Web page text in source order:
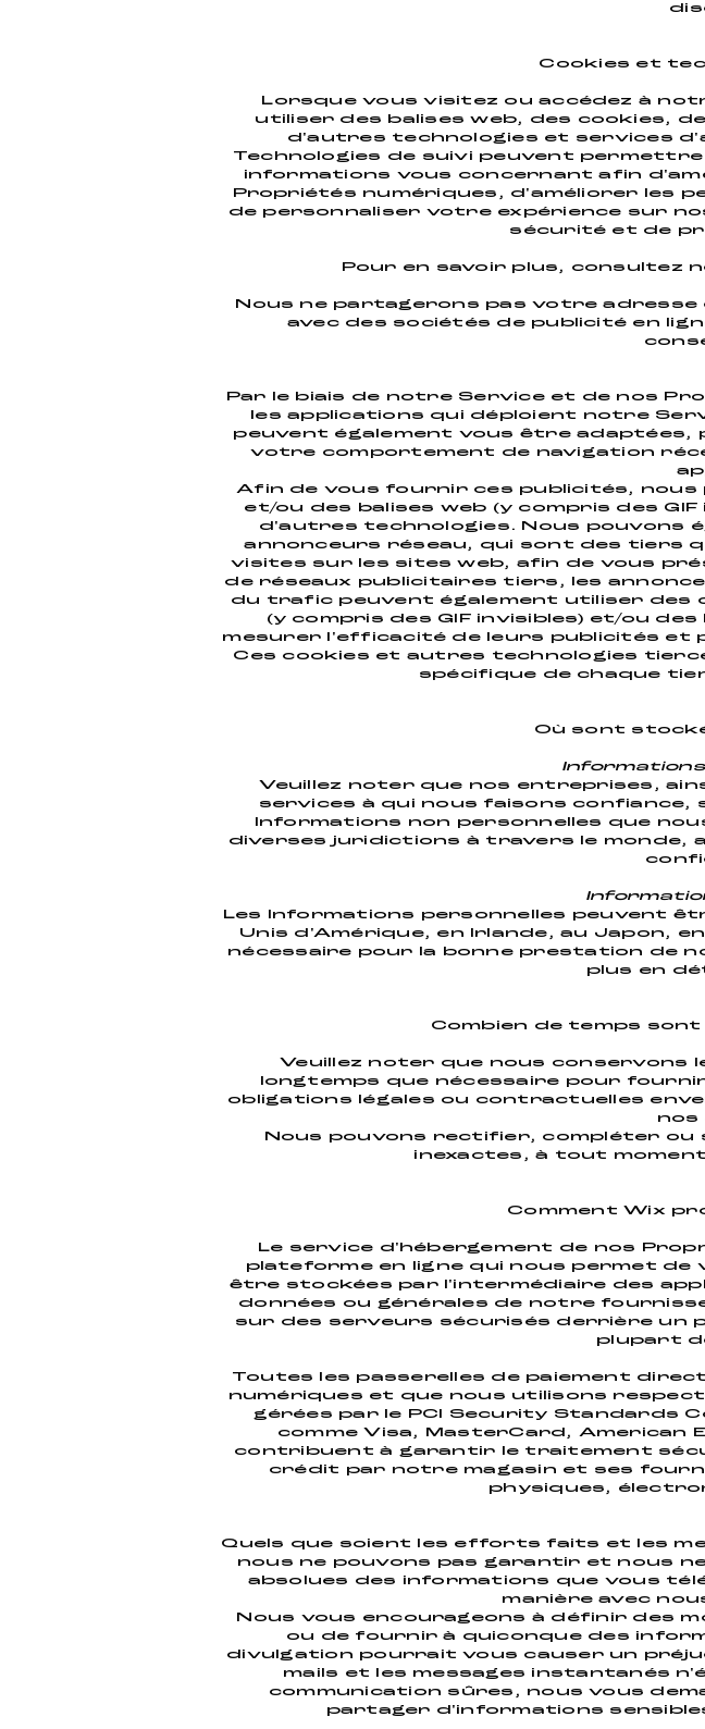
Cookies et
Lorsque vous visitez ou accédez à
utiliser des balises web, des cookies,
d'autres technologies et services
Technologies de suivi peuvent
informations vous concernant afin
Propriétés numériques, d'améliorer les
de personnaliser votre expérience sur
sécurité et de
Pour en savoir plus, consultez
Nous ne partagerons pas votre
avec des sociétés de publicité en
Par le biais de notre Service et de nos
les applications qui déploient notre
peuvent également vous être adaptées,
votre comportement de navigation
Afin de vous fournir ces publicités,
et/ou des balises web (y compris des
d'autres technologies. Nous pouvons
annonceurs réseau, qui sont des tiers
visites sur les sites web, afin de vous
de réseaux publicitaires tiers, les
du trafic peuvent également utiliser des
(y compris des GIF invisibles) et/ou
mesurer l'efficacité de leurs publicités et
Ces cookies et autres technologies
spécifique de chaque
Où sont
Veuillez noter que nos entreprises,
services à qui nous faisons confiance,
Informations non personnelles que
diverses juridictions à travers le monde,
Les Informations personnelles peuvent
Unis d'Amérique, en Irlande, au Japon,
nécessaire pour la bonne prestation de
plus en
Combien de temps
Veuillez noter que nous conservons
longtemps que nécessaire pour
obligations légales ou contractuelles
nos
Nous pouvons rectifier, compléter ou
inexactes, à tout
Comment Wix
Le service d'hébergement de nos
plateforme en ligne qui nous permet de
être stockées par l'intermédiaire des
données ou générales de notre
sur des serveurs sécurisés derrière un
plupart
Toutes les passerelles de paiement
numériques et que nous utilisons
gérées par le PCI Security Standards
comme Visa, MasterCard, American
contribuent à garantir le traitement
crédit par notre magasin et ses
physiques,
Quels que soient les efforts faits et les
nous ne pouvons pas garantir et nous
absolues des informations que vous
manière avec
Nous vous encourageons à définir des
ou de fournir à quiconque des
divulgation pourrait vous causer un
mails et les messages instantanés
communication sûres, nous vous
partager d'informations